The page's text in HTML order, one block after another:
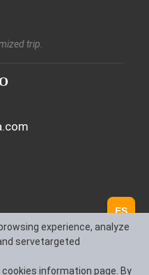
trip.
ES
experience, analyze
servetargeted
cookies information page. By